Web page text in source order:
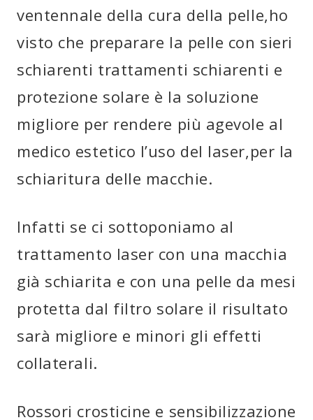
ventennale della cura della pelle,ho
visto che preparare la pelle con sieri
schiarenti trattamenti schiarenti e
protezione solare è la soluzione
migliore per rendere più agevole al
medico estetico l’uso del laser,per la
schiaritura delle macchie.
Infatti se ci sottoponiamo al
trattamento laser con una macchia
già schiarita e con una pelle da mesi
protetta dal filtro solare il risultato
sarà migliore e minori gli effetti
collaterali.
Rossori crosticine e sensibilizzazione